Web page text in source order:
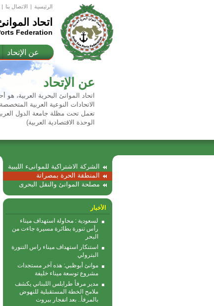
الرئيسية | اﻻتصال بنا |
اتحاد
Federation
عن الإتحاد
عن الإتحاد
اتحاد الموانئ البحرية العربية، هو
الاتحادات النوعية العربية
تعمل تحت مظلة جامعة الدول
الوحدة الاقتصادية العربية)
الشركة الاشتراكية للموانىء الليبية
المنطقة الحرة بمصراتة
مصلحة الموانئ والنقل البحرى
الأخبار
لسعودية : محاولة استهداف ميناء
رأس تنورة بطائرة مسيرة جاءت من
البحر
استنكار استهداف ميناء راس التنورة
البترولي
موانئ أبوظبي: هذه آخر مستجدات
مشروع توسعة ميناء خليفة
مدير مرفأ طرابلس اللبناني يكشف
ملامح الخطة المستقبلية للنهوض
بالمرفأ.. بعد انفجار بيروت